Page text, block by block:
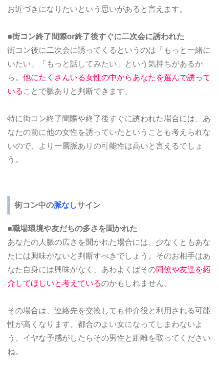
お近づきになりたいという思いがあると言えます。
■街コン終了間際or終了後すぐに二次会に誘われた
街コン後に二次会に誘ってくるというのは「もっと一緒に
いたい」「もっと話してみたい」という気持ちがあるか
ら。 他にたくさんいる女性の中からあなたを選んで誘って
いる ことで脈ありと判断できます。
特に街コン終了間際や終了後すぐに誘われた場合には、あ
なたの前に他の女性を誘っていたということも考えられな
いので、より一層脈ありの可能性は高いと言えるでしょ
う。
街コン中の脈なしサイン
■職場環境や友だちの多さを聞かれた
あなたの人脈の広さを聞かれた場合には、少なくともあな
たには興味がないと判断すべきでしょう。そのお相手はあ
なた自身には興味がなく、あわよくばその同僚や友達を紹
介してほしいと考えているのかもしれません。
その場合は、連絡先を交換しても仲介役と利用される可能
性が高くなります。都合のよい女になってしまわないよ
う、イヤな予感がしたらその男性と距離を取ってください
ね。